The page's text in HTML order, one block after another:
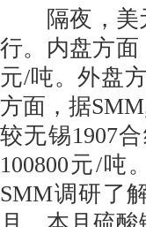
隔夜，美元
行。内盘方面
元/吨。外盘
方面，据
较无锡1907
100800元/吨
SMM调研了